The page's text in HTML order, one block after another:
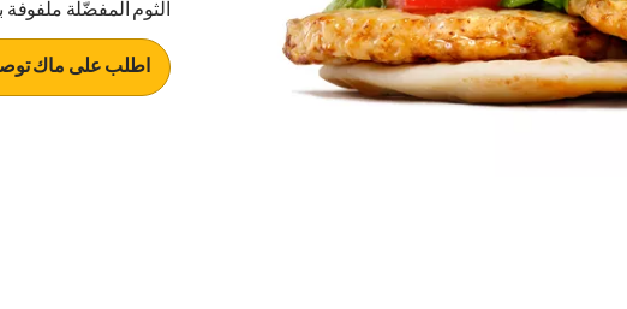
الثوم المفضّلة ملفوفة
اطلب على ماك